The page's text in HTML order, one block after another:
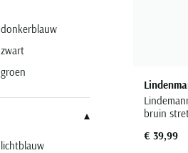
donkerblauw
zwart
groen
lichtblauw
bruin
€ 39,99